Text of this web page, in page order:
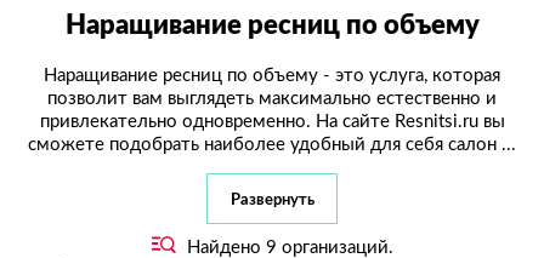
Наращивание ресниц по объему
Наращивание ресниц по объему - это услуга, которая
позволит вам выглядеть максимально естественно и
привлекательно одновременно. На сайте Resnitsi.ru вы
сможете подобрать наиболее удобный для себя салон ...
Развернуть
Найдено 9 организаций.